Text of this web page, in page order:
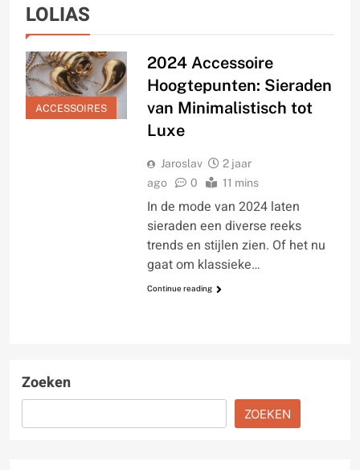
LOLIAS
ACCESSOIRES
2024 Accessoire
Hoogtepunten: Sieraden
van Minimalistisch tot
Luxe
Jaroslav
2 jaar
ago
0 11 mins
In de mode van 2024 laten
sieraden een diverse reeks
trends en stijlen zien. Of het nu
gaat om klassieke…
Continue reading
Zoeken
ZOEKEN